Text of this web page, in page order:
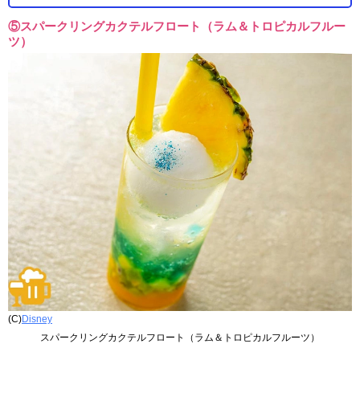
⑤スパークリングカクテルフロート（ラム＆トロピカルフルー
ツ）
(C)Disney
スパークリングカクテルフロート（ラム＆トロピカルフルーツ）